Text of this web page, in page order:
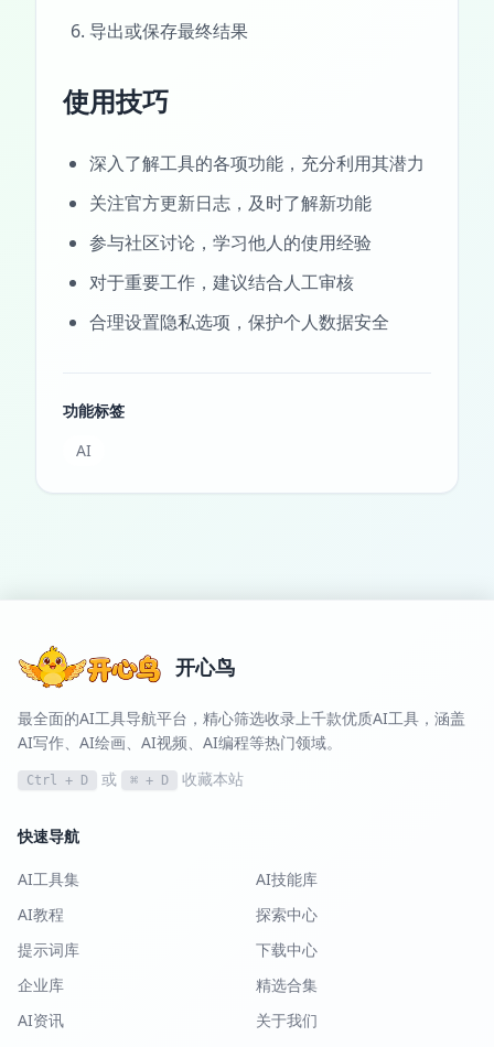
导出或保存最终结果
使用技巧
深入了解工具的各项功能，充分利用其潜力
关注官方更新日志，及时了解新功能
参与社区讨论，学习他人的使用经验
对于重要工作，建议结合人工审核
合理设置隐私选项，保护个人数据安全
功能标签
AI
开心鸟
最全面的AI工具导航平台，精心筛选收录上千款优质AI工具，涵盖
AI写作、AI绘画、AI视频、AI编程等热门领域。
Ctrl + D 或 ⌘ + D 收藏本站
快速导航
AI工具集
AI技能库
AI教程
探索中心
提示词库
下载中心
企业库
精选合集
AI资讯
关于我们